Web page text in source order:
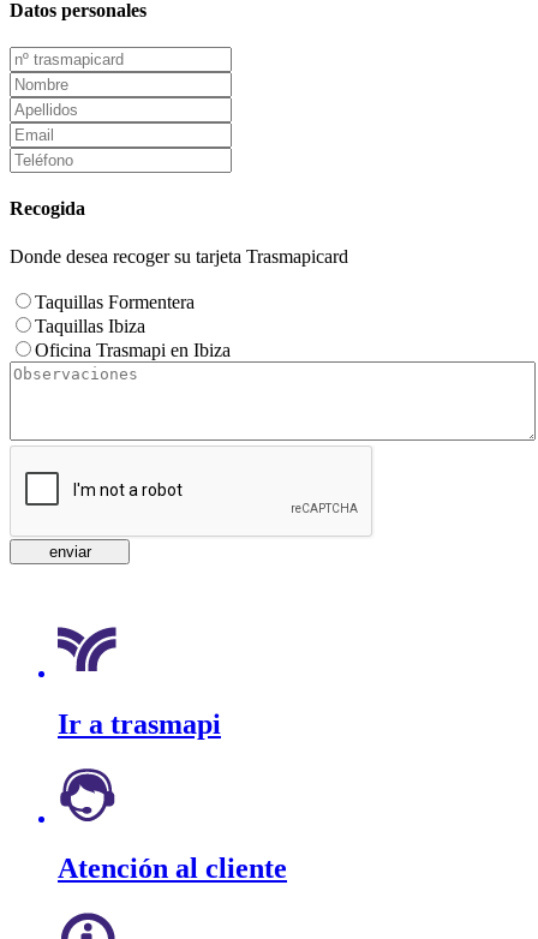
Datos personales
Recogida
Donde desea recoger su tarjeta Trasmapicard
Taquillas Formentera
Taquillas Ibiza
Oficina Trasmapi en Ibiza
Ir a trasmapi
Atención al cliente